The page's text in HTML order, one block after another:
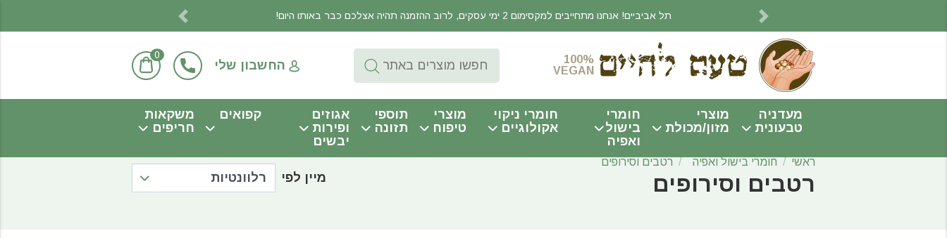
תל אביביים! אנחנו מתחייבים למקסימום 2 ימי עסקים, לרוב ההזמנה תהיה אצלכם כבר באותו היום!
Previous Next
100%
VEGAN
החשבון שלי
0
מעדניה
טבעונית
מוצרי
מזון/מכולת
חומרי
בישול
ואפיה
חומרי ניקוי
אקולוגיים
מוצרי
טיפוח
תוספי
תזונה
אגוזים
ופירות
יבשים
קפואים
משקאות
חריפים
ראשי חומרי בישול ואפיה רטבים וסירופים
רטבים וסירופים מיין לפי